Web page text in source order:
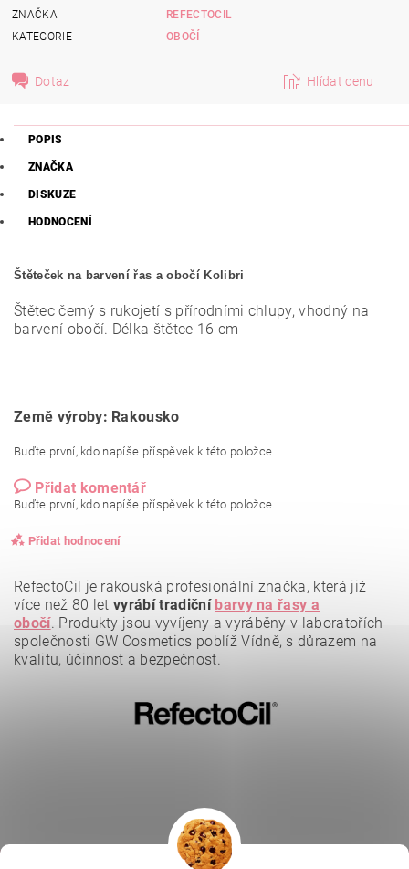
ZNAČKA
REFECTOCIL
KATEGORIE
OBOČÍ
Dotaz Hlídat cenu
POPIS
ZNAČKA
DISKUZE
HODNOCENÍ
Štěteček na barvení řas a obočí Kolibri
Štětec černý s rukojetí s přírodními chlupy, vhodný na
barvení obočí. Délka štětce 16 cm
Země výroby: Rakousko
Buďte první, kdo napíše příspěvek k této položce.
Přidat komentář
Buďte první, kdo napíše příspěvek k této položce.
Přidat hodnocení
Vložením hodnocení souhlasíte sezásadami ochrany
RefectoCil je rakouská profesionální značka, která již
více než 80 letvyrábí tradiční barvy na řasy a
obočí. Produkty jsou vyvíjeny a vyráběny v laboratořích
společnosti GW Cosmetics poblíž Vídně, s důrazem na
kvalitu, účinnost a bezpečnost.